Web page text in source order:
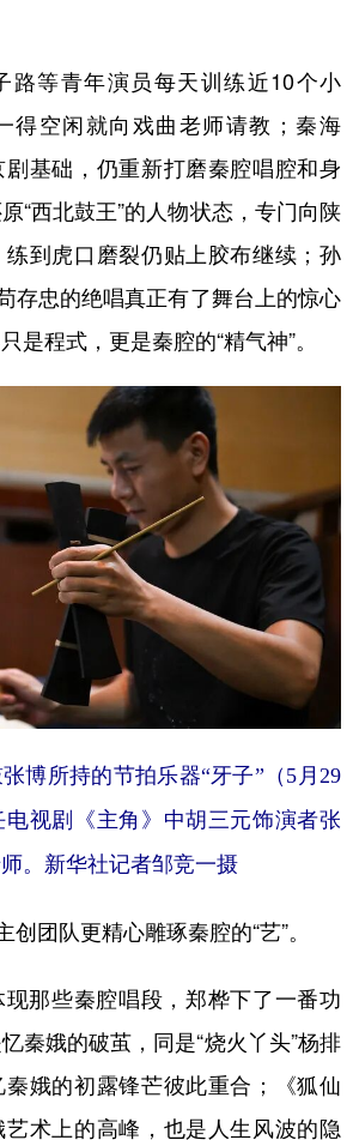
等青年演员每天训练近10个小
得空闲就向戏曲老师请教；秦海
基础，仍重新打磨秦腔唱腔和身
“西北鼓王”的人物状态，专门向陕
到虎口磨裂仍贴上胶布继续；孙
存忠的绝唱真正有了舞台上的惊心
是程式，更是秦腔的“精气神”。
所持的节拍乐器“牙子”（5月29
电视剧《主角》中胡三元饰演者张
。新华社记者邹竞一摄
团队更精心雕琢秦腔的“艺”。
些秦腔唱段，郑桦下了一番功
秦娥的破茧，同是“烧火丫头”杨排
秦娥的初露锋芒彼此重合；《狐仙
术上的高峰，也是人生风波的隐